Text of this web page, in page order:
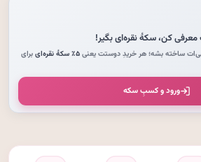
معرفی کن،سکهٔ نقره‌ایبگیر!
ساخته بشه؛ هر خریدِ دوستت یعنی۵٪ سکهٔ نقره‌ای
برای
ورود و کسبِ سکه